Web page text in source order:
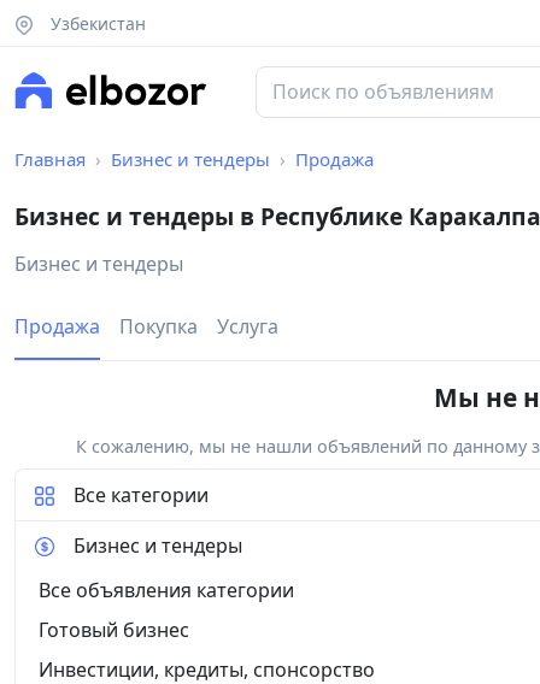
Узбекистан
Главная Бизнес и тендеры Продажа
Бизнес и тендеры в Республике
Бизнес и тендеры
Продажа Покупка Услуга
Мы не
К сожалению, мы не нашли объявлений по данному
Все категории
Бизнес и тендеры
Все объявления категории
Готовый бизнес
Инвестиции, кредиты, спонсорство